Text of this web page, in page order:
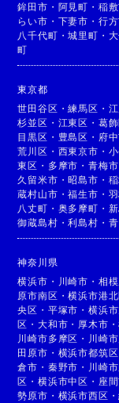
鉾田市 ・ 阿見町 ・ 稲
らい市 ・ 下妻市 ・ 行
八千代町 ・城里町 ・
町
東京都
世田谷区 ・練馬区 ・
杉並区 ・ 江東区 ・ 葛
目黒区 ・ 豊島区 ・ 府
荒川区 ・ 西東京市 ・
東区 ・ 多摩市 ・青梅市
久留米市 ・昭島市 ・
蔵村山市 ・福生市 ・
八丈町 ・ 奥多摩町 ・
御蔵島村 ・利島村 ・
神奈川県
横浜市 ・ 川崎市 ・ 相
原市南区 ・横浜市港
央区 ・ 平塚市 ・横浜
区 ・大和市 ・ 厚木市 ・
川崎市多摩区 ・ 川崎
田原市 ・ 横浜市都筑区
倉市 ・ 秦野市 ・ 川崎
区 ・横浜市中区 ・ 座
勢原市 ・ 横浜市西区 ・